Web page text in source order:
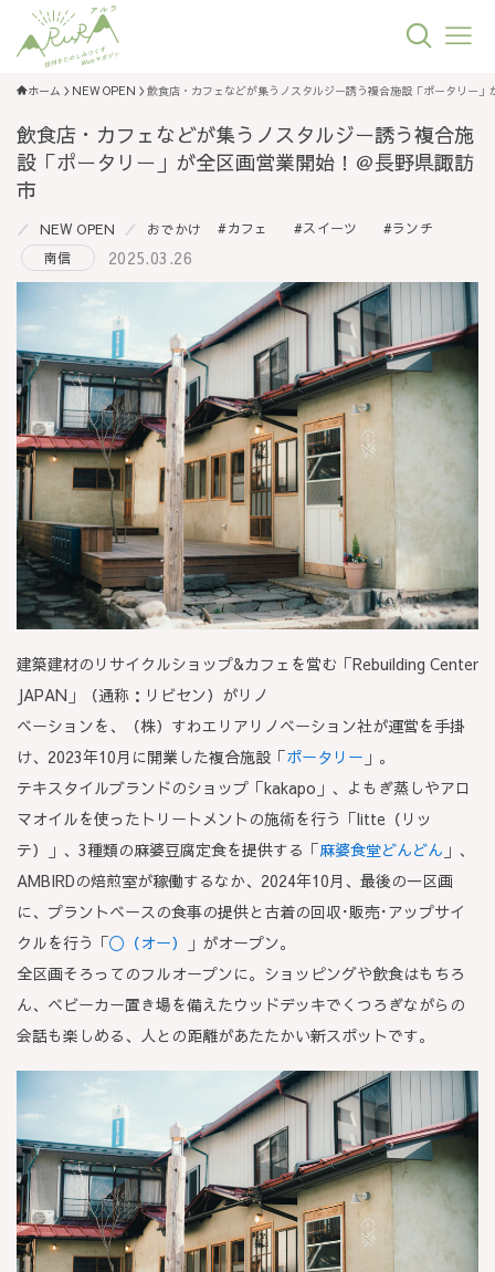
ホーム NEW OPEN 飲食店・カフェなどが集うノスタルジー誘う複合施設「ポータリー
飲食店・カフェなどが集うノスタルジー誘う複合施
設「ポータリー」が全区画営業開始！＠長野県諏訪
市
NEW OPEN おでかけ カフェ スイーツ
ランチ
南信
2025.03.26
建築建材のリサイクルショップ&カフェを営む「Rebuilding Center
JAPAN」（通称：リビセン）がリノ
ベーションを、（株）すわエリアリノベーション社が運営を手掛
け、2023年10月に開業した複合施設「ポータリー 」。
テキスタイルブランドのショップ「kakapo」、よもぎ蒸しやアロ
マオイルを使ったトリートメントの施術を行う「litte（リッ
テ）」、3種類の麻婆豆腐定食を提供する「麻婆食堂どんどん 」、
AMBIRDの焙煎室が稼働するなか、2024年10月、最後の一区画
に、プラントベースの食事の提供と古着の回収･販売･アップサイ
クルを行う「〇（オー）
」がオープン。
全区画そろってのフルオープンに。ショッピングや飲食はもちろ
ん、ベビーカー置き場を備えたウッドデッキでくつろぎながらの
会話も楽しめる、人との距離があたたかい新スポットです。